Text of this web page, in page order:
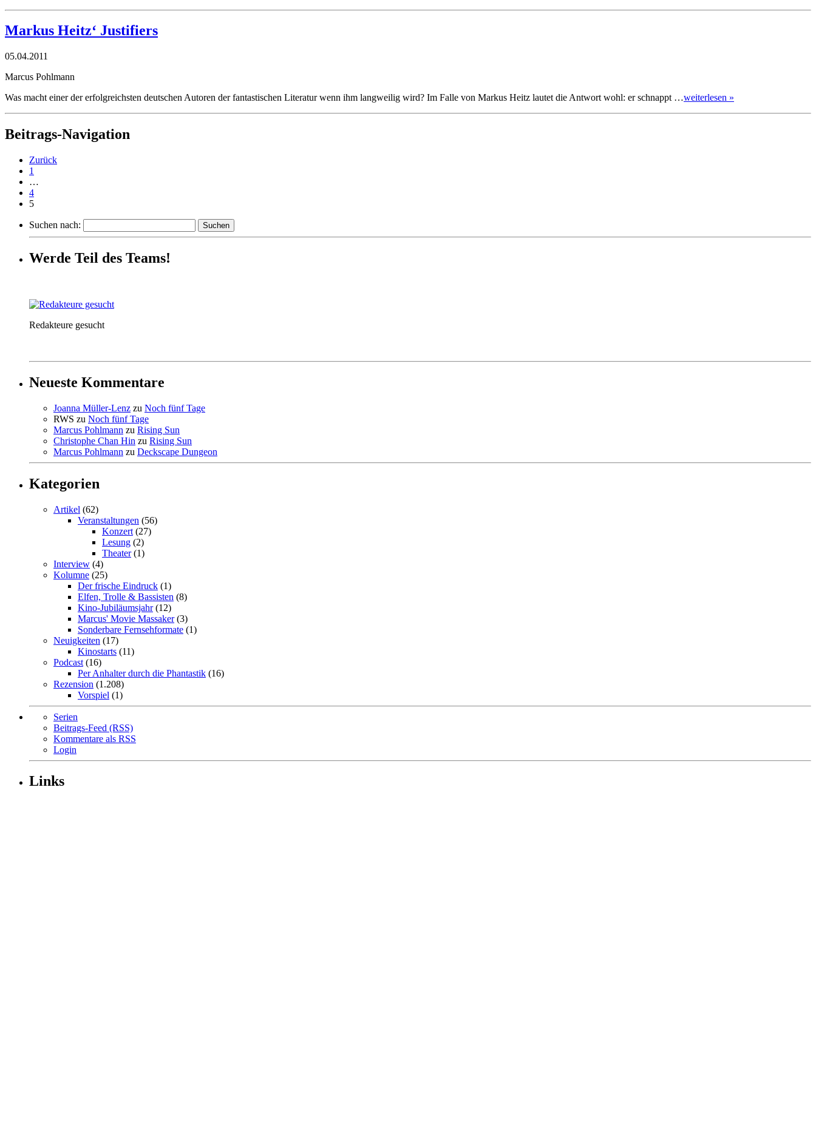
Markus Heitz‘ Justifiers
05.04.2011
Marcus Pohlmann
Was macht einer der erfolgreichsten deutschen Autoren der fantastischen Literatur wenn ihm langweilig wird? Im Falle von Markus Heitz lautet die Antwort wohl: er schnappt …weiterlesen »
Beitrags-Navigation
Zurück
1
…
4
5
Suchen nach:
Werde Teil des Teams!
Redakteure gesucht
Neueste Kommentare
Joanna Müller-Lenz zu Noch fünf Tage
RWS zu Noch fünf Tage
Marcus Pohlmann zu Rising Sun
Christophe Chan Hin zu Rising Sun
Marcus Pohlmann zu Deckscape Dungeon
Kategorien
Artikel (62)
Veranstaltungen (56)
Konzert (27)
Lesung (2)
Theater(1)
Interview (4)
Kolumne (25)
Der frische Eindruck (1)
Elfen, Trolle & Bassisten (8)
Kino-Jubiläumsjahr(12)
Marcus' Movie Massaker(3)
Sonderbare Fernsehformate (1)
Neuigkeiten (17)
Kinostarts (11)
Podcast (16)
Per Anhalter durch die Phantastik (16)
Rezension (1.208)
Vorspiel (1)
Serien
Beitrags-Feed (RSS)
Kommentare als RSS
Login
Links